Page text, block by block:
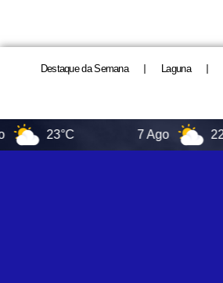
Destaque da Semana Laguna
23°C 22°C